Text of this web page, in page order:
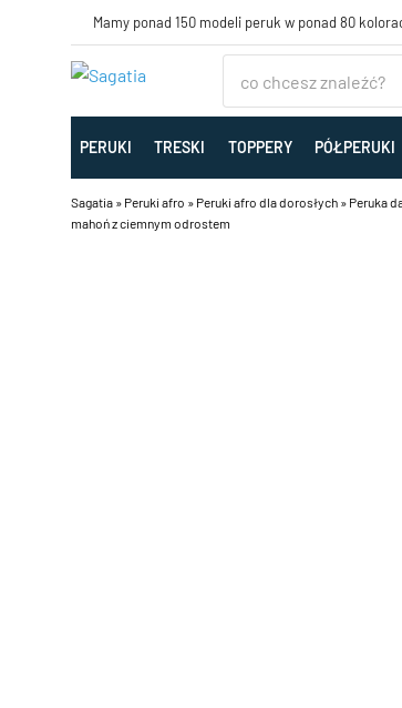
Mamy ponad 150 modeli peruk w ponad 80
PERUKI TRESKI TOPPERY PÓŁPERUKI
Sagatia » Peruki afro » Peruki afro dla dorosłych » Peruka
mahoń z ciemnym odrostem